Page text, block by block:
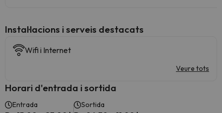
Instal·lacions i serveis destacats
Wifi i Internet
Veure tots
Horari d'entrada i sortida
Entrada Sortida